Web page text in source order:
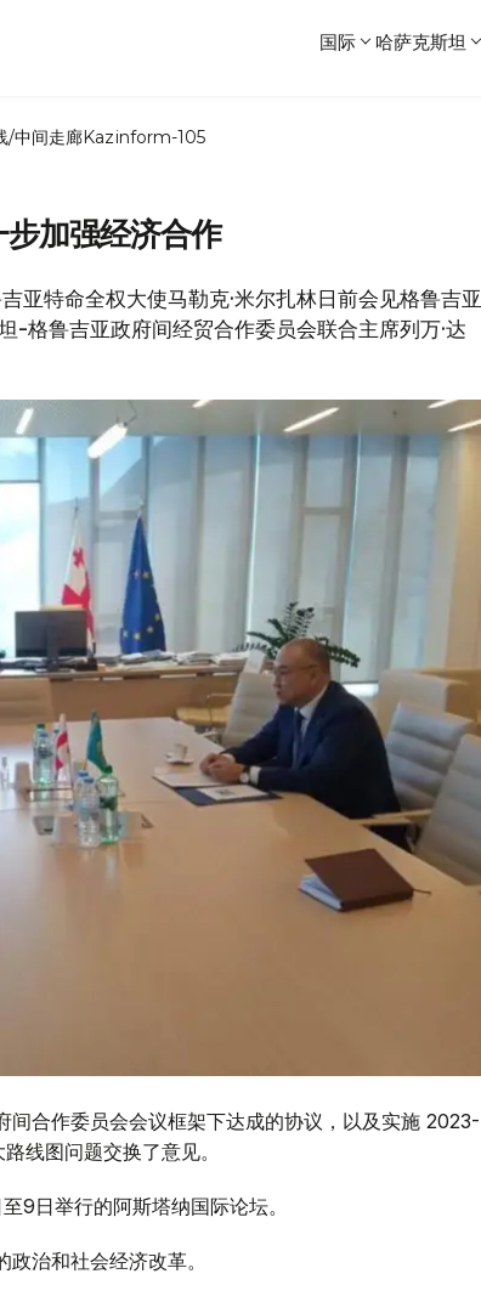
国际 哈萨克斯坦
/中间走廊Kazinform-105
加强经济合作
亚特命全权大使马勒克·米尔扎林日前会见格鲁吉亚
-格鲁吉亚政府间经贸合作委员会联合主席列万·达
合作委员会会议框架下达成的协议，以及实施 2023-
线图问题交换了意见。
9日举行的阿斯塔纳国际论坛。
治和社会经济改革。